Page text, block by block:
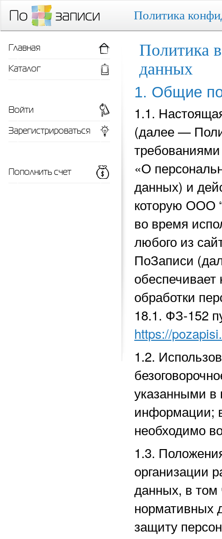
Политика
Политика
данных
1. Общие
1.1.
(далее —
«О
данных) и
которую ООО
во время
любого из
ПоЗаписи
обработки
18.1. ФЗ-152
https://
1.2.
указанными в
информации;
необходимо
1.3.
организации
данных, в том
нормативных
защиту
Главная
Каталог
Войти
Зарегистрироваться
Пополнить счет